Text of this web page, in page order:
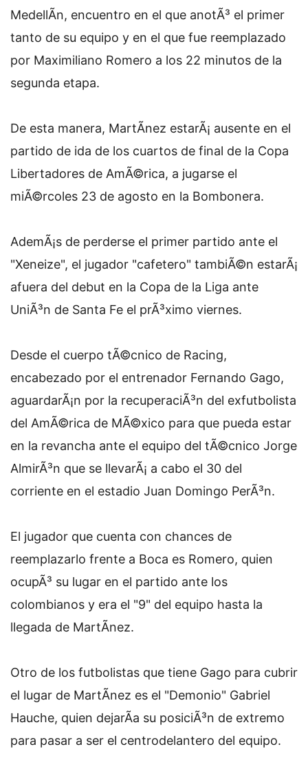
MedellÃ­n, encuentro en el que anotÃ³ el primer
tanto de su equipo y en el que fue reemplazado
por Maximiliano Romero a los 22 minutos de la
segunda etapa.
De esta manera, MartÃ­nez estarÃ¡ ausente en el
partido de ida de los cuartos de final de la Copa
Libertadores de AmÃ©rica, a jugarse el
miÃ©rcoles 23 de agosto en la Bombonera.
AdemÃ¡s de perderse el primer partido ante el
"Xeneize", el jugador "cafetero" tambiÃ©n estarÃ¡
afuera del debut en la Copa de la Liga ante
UniÃ³n de Santa Fe el prÃ³ximo viernes.
Desde el cuerpo tÃ©cnico de Racing,
encabezado por el entrenador Fernando Gago,
aguardarÃ¡n por la recuperaciÃ³n del exfutbolista
del AmÃ©rica de MÃ©xico para que pueda estar
en la revancha ante el equipo del tÃ©cnico Jorge
AlmirÃ³n que se llevarÃ¡ a cabo el 30 del
corriente en el estadio Juan Domingo PerÃ³n.
El jugador que cuenta con chances de
reemplazarlo frente a Boca es Romero, quien
ocupÃ³ su lugar en el partido ante los
colombianos y era el "9" del equipo hasta la
llegada de MartÃ­nez.
Otro de los futbolistas que tiene Gago para cubrir
el lugar de MartÃ­nez es el "Demonio" Gabriel
Hauche, quien dejarÃ­a su posiciÃ³n de extremo
para pasar a ser el centrodelantero del equipo.